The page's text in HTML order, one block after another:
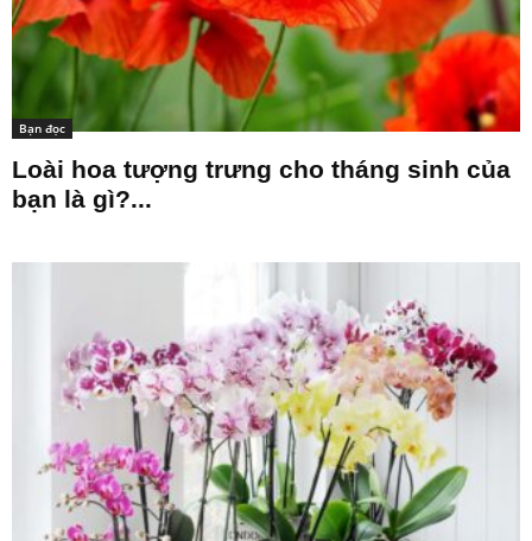
Bạn đọc
Loài hoa tượng trưng cho tháng sinh của
bạn là gì?...